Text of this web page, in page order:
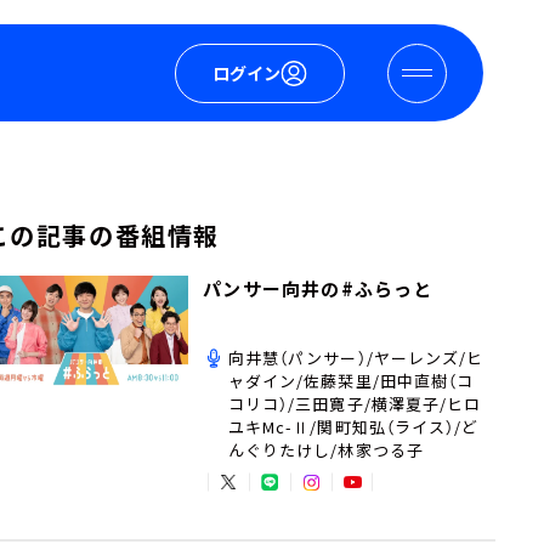
ログイン
の記事の番組情報
パンサー向井の#ふらっと
向井慧（パンサー）/ヤーレンズ/ヒ
ャダイン/佐藤栞里/田中直樹（コ
コリコ）/三田寛子/横澤夏子/ヒロ
ユキMc-Ⅱ/関町知弘（ライス）/ど
んぐりたけし/林家つる子